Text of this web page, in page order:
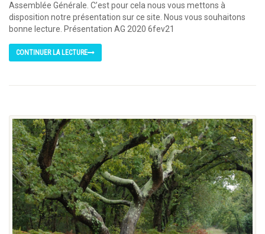
Assemblée Générale. C’est pour cela nous vous mettons à
disposition notre présentation sur ce site. Nous vous souhaitons
bonne lecture. Présentation AG 2020 6fev21
CONTINUER LA LECTURE